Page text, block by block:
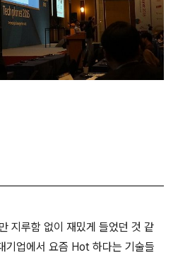
지루함 없이 재밌게 들었던 것 같
업에서 요즘 Hot 하다는 기술들